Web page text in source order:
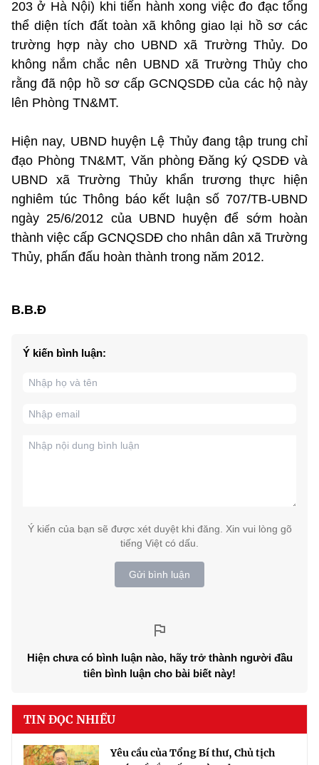
203 ở Hà Nội) khi tiến hành xong việc đo đạc tổng
thể diện tích đất toàn xã không giao lại hồ sơ các
trường hợp này cho UBND xã Trường Thủy. Do
không nắm chắc nên UBND xã Trường Thủy cho
rằng đã nộp hồ sơ cấp GCNQSDĐ của các hộ này
lên Phòng TN&MT.
Hiện nay, UBND huyện Lệ Thủy đang tập trung chỉ
đạo Phòng TN&MT, Văn phòng Đăng ký QSDĐ và
UBND xã Trường Thủy khẩn trương thực hiện
nghiêm túc Thông báo kết luận số 707/TB-UBND
ngày 25/6/2012 của UBND huyện để sớm hoàn
thành việc cấp GCNQSDĐ cho nhân dân xã Trường
Thủy, phấn đấu hoàn thành trong năm 2012.
B.B.Đ
Ý kiến bình luận:
Ý kiến của bạn sẽ được xét duyệt khi đăng. Xin vui lòng gõ
tiếng Việt có dấu.
Gửi bình luận
Hiện chưa có bình luận nào, hãy trở thành người đầu
tiên bình luận cho bài biết này!
TIN ĐỌC NHIỀU
Yêu cầu của Tổng Bí thư, Chủ tịch